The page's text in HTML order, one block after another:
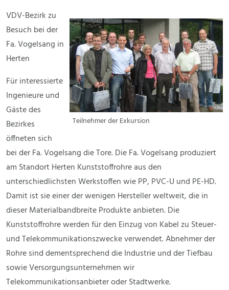
Teilnehmer der Exkursion
VDV-Bezirk zu
Besuch bei der
Fa. Vogelsang in
Herten
Für interessierte
Ingenieure und
Gäste des
Bezirkes
öffneten sich
bei der Fa. Vogelsang die Tore. Die Fa. Vogelsang produziert
am Standort Herten Kunststoffrohre aus den
unterschiedlichsten Werkstoffen wie PP, PVC-U und PE-HD.
Damit ist sie einer der wenigen Hersteller weltweit, die in
dieser Materialbandbreite Produkte anbieten. Die
Kunststoffrohre werden für den Einzug von Kabel zu Steuer-
und Telekommunikationszwecke verwendet. Abnehmer der
Rohre sind dementsprechend die Industrie und der Tiefbau
sowie Versorgungsunternehmen wir
Telekommunikationsanbieter oder Stadtwerke.